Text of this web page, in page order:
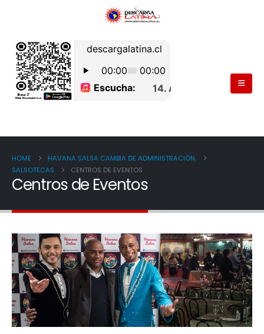
HOME
HAVANA SALSA CAMBIA DE ADMINISTRACIÓN.
SALSOTECAS
CENTROS DE EVENTOS
Centros de Eventos